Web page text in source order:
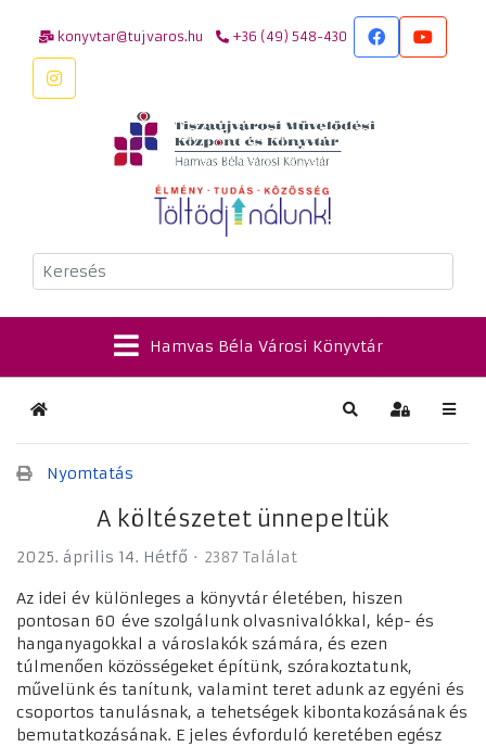
konyvtar@tujvaros.hu +36 (49) 548-430
Keresés
Hamvas Béla Városi Könyvtár
Kezdőlap Keresés
Nyomtatás
A költészetet ünnepeltük
2025. április 14. Hétfő 2387 Találat
Az idei év különleges a könyvtár életében, hiszen
pontosan 60 éve szolgálunk olvasnivalókkal, kép- és
hanganyagokkal a városlakók számára, és ezen
túlmenően közösségeket építünk, szórakoztatunk,
művelünk és tanítunk, valamint teret adunk az egyéni és
csoportos tanulásnak, a tehetségek kibontakozásának és
bemutatkozásának. E jeles évforduló keretében egész